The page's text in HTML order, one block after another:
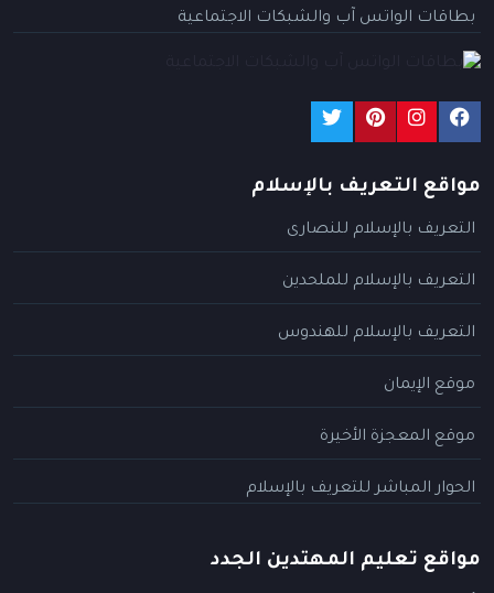
بطاقات الواتس آب والشبكات الاجتماعية
مواقع التعريف بالإسلام
التعريف بالإسلام للنصارى
التعريف بالإسلام للملحدين
التعريف بالإسلام للهندوس
موقع الإيمان
موقع المعجزة الأخيرة
الحوار المباشر للتعريف بالإسلام
مواقع تعليم المهتدين الجدد